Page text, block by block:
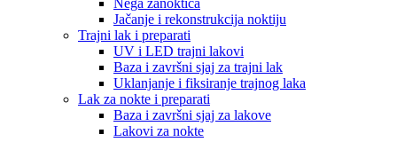
Nega zanoktica
Jačanje i rekonstrukcija noktiju
Trajni lak i preparati
UV i LED trajni lakovi
Baza i završni sjaj za trajni lak
Uklanjanje i fiksiranje trajnog laka
Lak za nokte i preparati
Baza i završni sjaj za lakove
Lakovi za nokte